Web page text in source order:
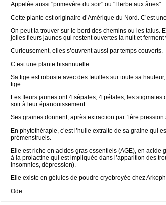
Appelée aussi "primevère du soir" ou "Herbe aux ânes"
Cette plante est originaire d’Amérique du Nord. C’est
On peut la trouver sur le bord des chemins ou les talus.
jolies fleurs jaunes qui restent ouvertes la nuit et
Curieusement, elles s’ouvrent aussi par temps couverts.
C’est une plante bisannuelle.
Sa tige est robuste avec des feuilles sur toute sa
tige.
Les fleurs jaunes ont 4 sépales, 4 pétales, les
soir à leur épanouissement.
Ses graines donnent, après extraction par 1ère
En phytothérapie, c’est l’huile extraite de sa graine qui
prémenstruels.
Elle est riche en acides gras essentiels (AGE), en
à la prolactine qui est impliquée dans l’apparition des
insomnies, dépression).
Elle existe en gélules de poudre cryobroyée chez
Ode